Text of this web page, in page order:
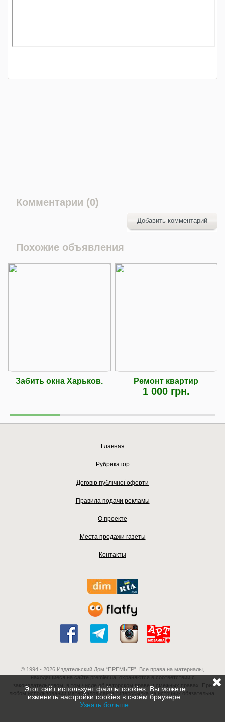
Комментарии (0)
Добавить комментарий
Похожие объявления
Забить окна Харьков. Ремонт квартир
1 000 грн.
Главная
Рубрикатор
Договір публічної оферти
Правила подачи рекламы
О проекте
Места продажи газеты
Контакты
© 1994 - 2026 Издательский Дом “ПРЕМЬЕР”. Все права на материалы,
находящиеся на сайте premier.ua, охраняются в соответствии с
законодательством, в том числе об авторском праве и смежных правах. При
любом использовании материалов сайта гиперссылка на источник обязательна.
Этот сайт использует файлы cookies. Вы можете
изменить настройки cookies в своём браузере.
Узнать больше